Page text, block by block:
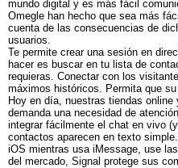
mundo digital y es más fácil
Omegle han hecho que sea más
cuenta de las consecuencias de
usuarios.
Te permite crear una sesión en
hacer es buscar en tu lista de
requieras. Conectar con los
máximos históricos. Permita que
Hoy en día, nuestras tiendas
demanda una necesidad de
integrar fácilmente el chat en vivo
contactos aparecen en texto
iOS mientras usa iMessage, use
del mercado, Signal protege sus